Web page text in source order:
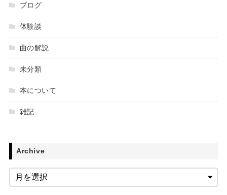
ブログ
体験談
曲の解説
未分類
本について
雑記
Archive